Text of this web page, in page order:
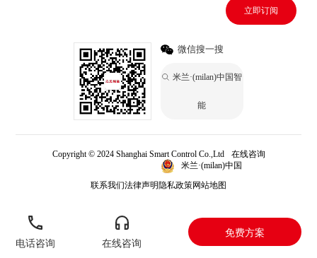
立即订阅
微信搜一搜
米兰·(milan)中国智
能
Copyright © 2024 Shanghai Smart Control Co.,Ltd
在线咨询
米兰·(milan)中国
联系我们法律声明 隐私政策网站地图
电话咨询 在线咨询
免费方案